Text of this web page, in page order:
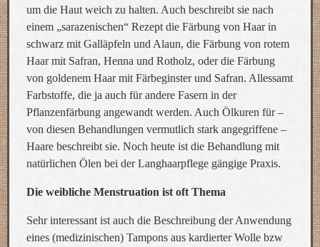
um die Haut weich zu halten. Auch beschreibt sie nach
einem „sarazenischen“ Rezept die Färbung von Haar in
schwarz mit Galläpfeln und Alaun, die Färbung von rotem
Haar mit Safran, Henna und Rotholz, oder die Färbung
von goldenem Haar mit Färbeginster und Safran. Allessamt
Farbstoffe, die ja auch für andere Fasern in der
Pflanzenfärbung angewandt werden. Auch Ölkuren für –
von diesen Behandlungen vermutlich stark angegriffene –
Haare beschreibt sie. Noch heute ist die Behandlung mit
natürlichen Ölen bei der Langhaarpflege gängige Praxis.
Die weibliche Menstruation ist oft Thema
Sehr interessant ist auch die Beschreibung der Anwendung
eines (medizinischen) Tampons aus kardierter Wolle bzw